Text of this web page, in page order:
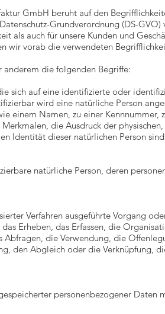
GmbH beruht auf den
Grundverordnung (DS-GVO)
als auch für unsere Kunden und
wir vorab die verwendeten
anderem die folgenden Begriffe:
sich auf eine identifizierte oder
wird eine natürliche Person
einem Namen, zu einer Kennnummer,
die Ausdruck der
Identität dieser natürlichen Person
natürliche Person, deren
Verfahren ausgeführte Vorgang
Erheben, das Erfassen, die
Abfragen, die Verwendung, die
den Abgleich oder die Verknüpfung,
personenbezogener Daten